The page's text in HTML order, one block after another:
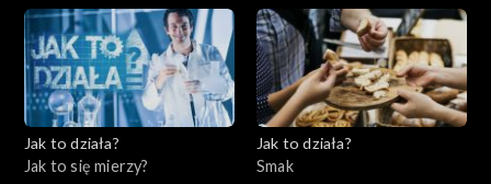
Jak to działa?
Jak to się mierzy?
Jak to działa?
Smak